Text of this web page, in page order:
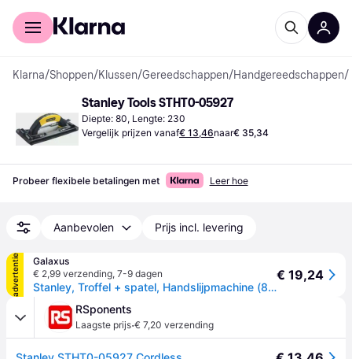
Voor shoppers
Klarna/Shoppen/Klussen/Gereedschappen/Handgereedschappen/
Stanley Tools STHT0-05927
Diepte: 80, Lengte: 230
Vergelijk prijzen vanaf€ 13,46naar€ 35,34
Probeer flexibele betalingen met Leer hoe
Aanbevolen Prijs incl. levering
advertentie
Galaxus
€ 2,99 verzending, 7-9 dagen
Stanley, Troffel + spatel, Handslijpmachine (8cm)
€ 19,24
RSponents
Laagste prijs·€ 7,20 verzending